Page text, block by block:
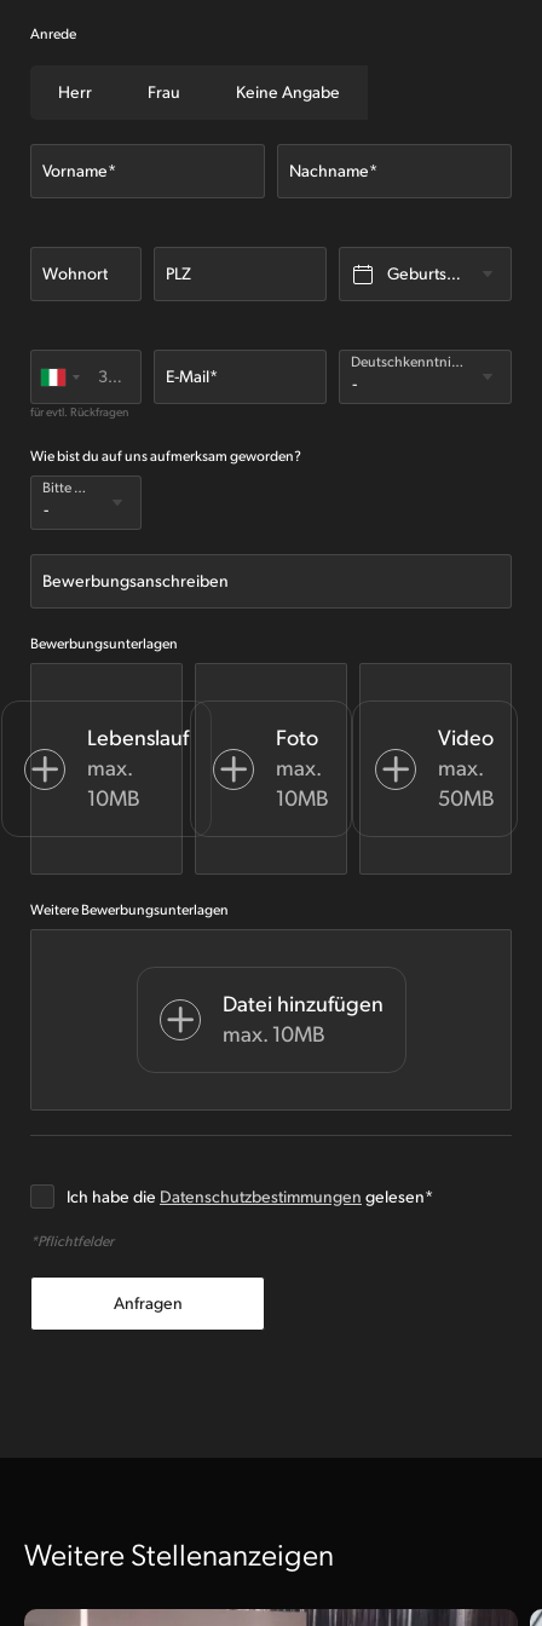
Management
Details anzeigen Bewerben
Software Services
Customer Support Specialist
Anrede
Herr Frau Keine Angabe
Vorname* Nachname*
Wohnort PLZ Geburtsdatum*
für evtl. Rückfragen
E-Mail*
Deutschkenntnisse - Bitte wählen*
Wie bist du auf uns aufmerksam geworden?
Bitte wählen
Bewerbungsanschreiben
Bewerbungsunterlagen
Lebenslauf
max.
10MB
Foto
max.
10MB
Video
max.
50MB
Weitere Bewerbungsunterlagen
Datei hinzufügen
max. 10MB
Ich habe die Datenschutzbestimmungen gelesen*
*Pflichtfelder
Anfragen
Weitere Stellenanzeigen